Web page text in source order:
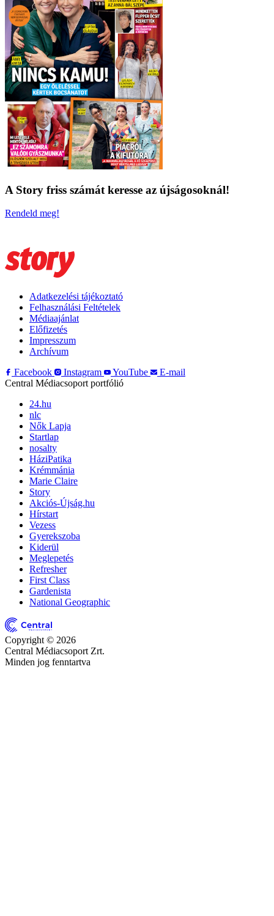
A Story friss számát keresse az újságosoknál!
Rendeld meg!
Adatkezelési tájékoztató
Felhasználási Feltételek
Médiaajánlat
Előfizetés
Impresszum
Archívum
Facebook
Instagram YouTube
E-mail
Central Médiacsoport portfólió
24.hu
nlc
Nők Lapja
Startlap
nosalty
HáziPatika
Krémmánia
Marie Claire
Story
Akciós-Újság.hu
Hírstart
Vezess
Gyerekszoba
Kiderül
Meglepetés
Refresher
First Class
Gardenista
National Geographic
Copyright © 2026
Central Médiacsoport Zrt.
Minden jog fenntartva